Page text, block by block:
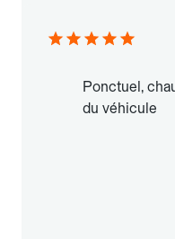
Ponctuel,
du véhicule